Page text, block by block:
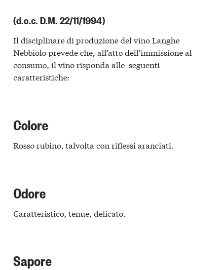
(d.o.c. D.M. 22/11/1994)
Il disciplinare di produzione del vino Langhe
Nebbiolo prevede che, all’atto dell’immissione al
consumo, il vino risponda alle seguenti
caratteristiche:
Colore
Rosso rubino, talvolta con riflessi aranciati.
Odore
Caratteristico, tenue, delicato.
Sapore